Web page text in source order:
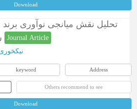
Download
تحلیل نقش میانجی نوآوری برند
Journal Article
keyword Address
Others recommend to see
Download